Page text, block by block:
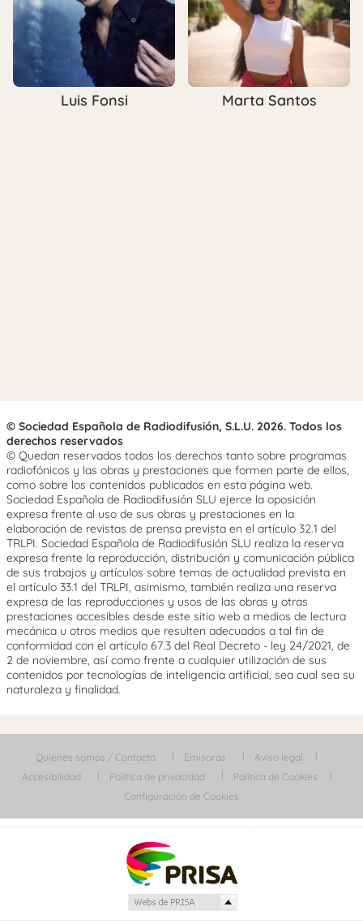
Luis Fonsi Marta Santos
© Sociedad Española de Radiodifusión, S.L.U. 2026. Todos los
derechos reservados
© Quedan reservados todos los derechos tanto sobre programas
radiofónicos y las obras y prestaciones que formen parte de ellos,
como sobre los contenidos publicados en esta página web.
Sociedad Española de Radiodifusión SLU ejerce la oposición
expresa frente al uso de sus obras y prestaciones en la
elaboración de revistas de prensa prevista en el artículo 32.1 del
TRLPI. Sociedad Española de Radiodifusión SLU realiza la reserva
expresa frente la reproducción, distribución y comunicación pública
de sus trabajos y artículos sobre temas de actualidad prevista en
el artículo 33.1 del TRLPI, asimismo, también realiza una reserva
expresa de las reproducciones y usos de las obras y otras
prestaciones accesibles desde este sitio web a medios de lectura
mecánica u otros medios que resulten adecuados a tal fin de
conformidad con el artículo 67.3 del Real Decreto - ley 24/2021, de
2 de noviembre, así como frente a cualquier utilización de sus
contenidos por tecnologías de inteligencia artificial, sea cual sea su
naturaleza y finalidad.
Quiénes somos / Contacta Emisoras
Aviso legal
Accesibilidad
Política de privacidad
Política de Cookies
Configuración de Cookies